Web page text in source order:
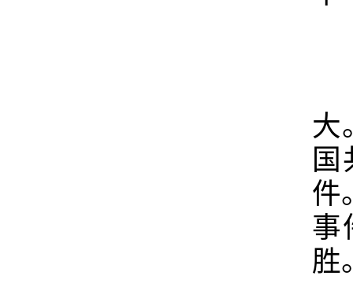
大
件
事
胜